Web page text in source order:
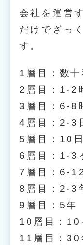
会社を運営
だけでざっ
す。
1層目：数
2層目：1-2
3層目：6-8
4層目：2-3
5層目：10日
6層目：1-3
7層目：6-
8層目：2-3
9層目：5年
10層目：
11層目：30